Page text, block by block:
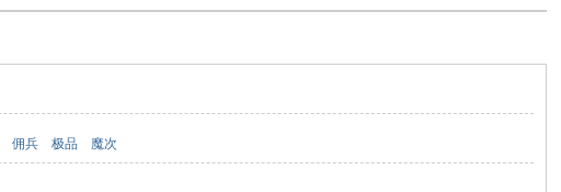
佣兵 极品 魔次